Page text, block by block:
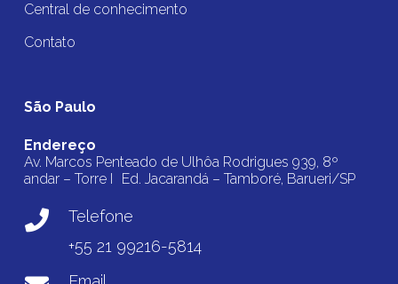
Central de conhecimento
Contato
São Paulo
Endereço
Av. Marcos Penteado de Ulhôa Rodrigues 939, 8º
andar – Torre I Ed. Jacarandá – Tamboré, Barueri/SP
Telefone
+55 21 99216-5814